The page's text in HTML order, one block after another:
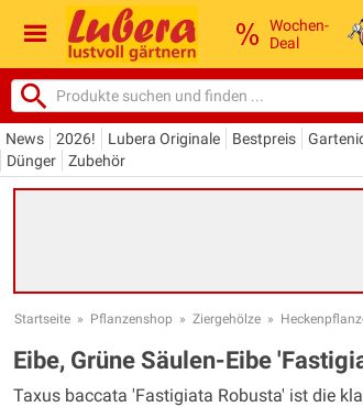
Wochen-
Deal
News 2026! Lubera Originale Bestpreis
Dünger
Zubehör
Startseite » Pflanzenshop » Ziergehölze »
Eibe, Grüne Säulen-Eibe
Taxus baccata 'Fastigiata Robusta' ist die